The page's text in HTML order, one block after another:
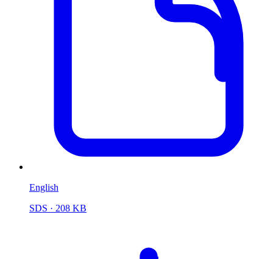
English
SDS · 208 KB